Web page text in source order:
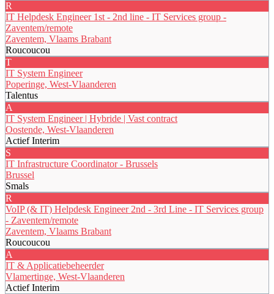
R
IT Helpdesk Engineer 1st - 2nd line - IT Services group -
Zaventem/remote
Zaventem, Vlaams Brabant
Roucoucou
T
IT System Engineer
Poperinge, West-Vlaanderen
Talentus
A
IT System Engineer | Hybride | Vast contract
Oostende, West-Vlaanderen
Actief Interim
S
IT Infrastructure Coordinator - Brussels
Brussel
Smals
R
VoIP (& IT) Helpdesk Engineer 2nd - 3rd Line - IT Services group
- Zaventem/remote
Zaventem, Vlaams Brabant
Roucoucou
A
IT & Applicatiebeheerder
Vlamertinge, West-Vlaanderen
Actief Interim